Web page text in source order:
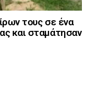
τους σε ένα
και σταμάτησαν